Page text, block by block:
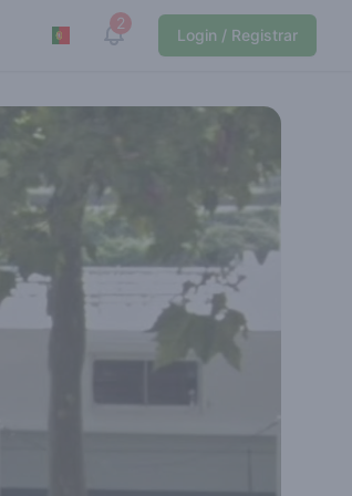
2
View notifications
Login / Registrar